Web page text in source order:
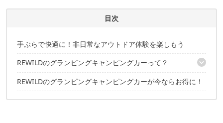
CAMP HACK編集部のプロフィール
目次
手ぶらで快適に！非日常なアウトドア体験を楽しもう
REWILDのグランピングキャンピングカーって？
キャンプ道具一式が積載してあるので手ぶらでOK！
REWILDのグランピングキャンピングカーが今ならお得に！